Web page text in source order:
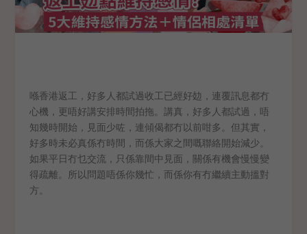
喺香港返工，好多人都試過收工已經好攰，連覆訊息都冇
心機，更唔好講安排時間拍拖。講真，好多人都試過，唔
知幾時開始，見面少咗，連傾偈都冇以前咁多。但其實，
好多時未必真係冇時間，而係大家之間嘅聯絡開始減少。
如果平日冇乜交流，只係靠間中見面，關係有機會慢慢變
得疏離。所以問題唔係你幾忙，而係你有冇繼續主動搵對
方。